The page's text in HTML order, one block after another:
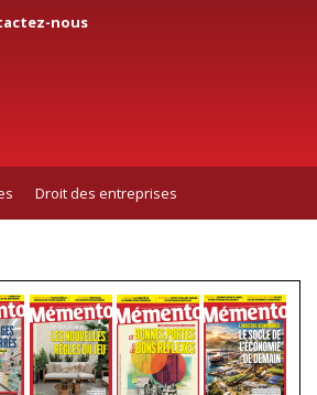
nous
Droit des entreprises